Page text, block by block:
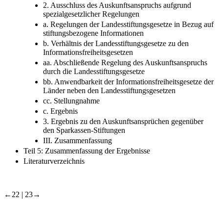
2. Ausschluss des Auskunftsanspruchs aufgrund
spezialgesetzlicher Regelungen
a. Regelungen der Landesstiftungsgesetze in Bezug auf
stiftungsbezogene Informationen
b. Verhältnis der Landesstiftungsgesetze zu den
Informationsfreiheitsgesetzen
aa. Abschließende Regelung des Auskunftsanspruchs
durch die Landesstiftungsgesetze
bb. Anwendbarkeit der Informationsfreiheitsgesetze der
Länder neben den Landesstiftungsgesetzen
cc. Stellungnahme
c. Ergebnis
3. Ergebnis zu den Auskunftsansprüchen gegenüber
den Sparkassen-Stiftungen
III. Zusammenfassung
Teil 5: Zusammenfassung der Ergebnisse
Literaturverzeichnis
←22 | 23→